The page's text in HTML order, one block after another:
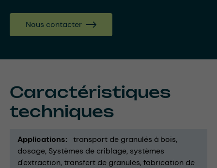
Nous contacter
Caractéristiques
techniques
Applications
transport de granulés à bois
dosage Systèmes de criblage systèmes
d'extraction transfert de granulés fabrication de